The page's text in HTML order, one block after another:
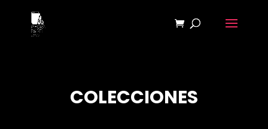
COLECCIONES